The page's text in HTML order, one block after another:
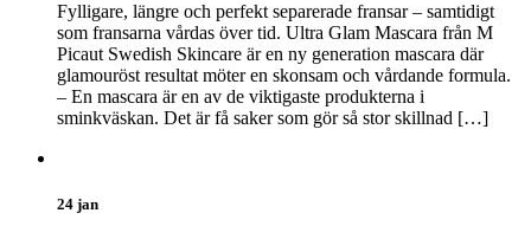
Fylligare, längre och perfekt separerade fransar – samtidigt
som fransarna vårdas över tid. Ultra Glam Mascara från M
Picaut Swedish Skincare är en ny generation mascara där
glamouröst resultat möter en skonsam och vårdande formula.
– En mascara är en av de viktigaste produkterna i
sminkväskan. Det är få saker som gör så stor skillnad […]
24 jan